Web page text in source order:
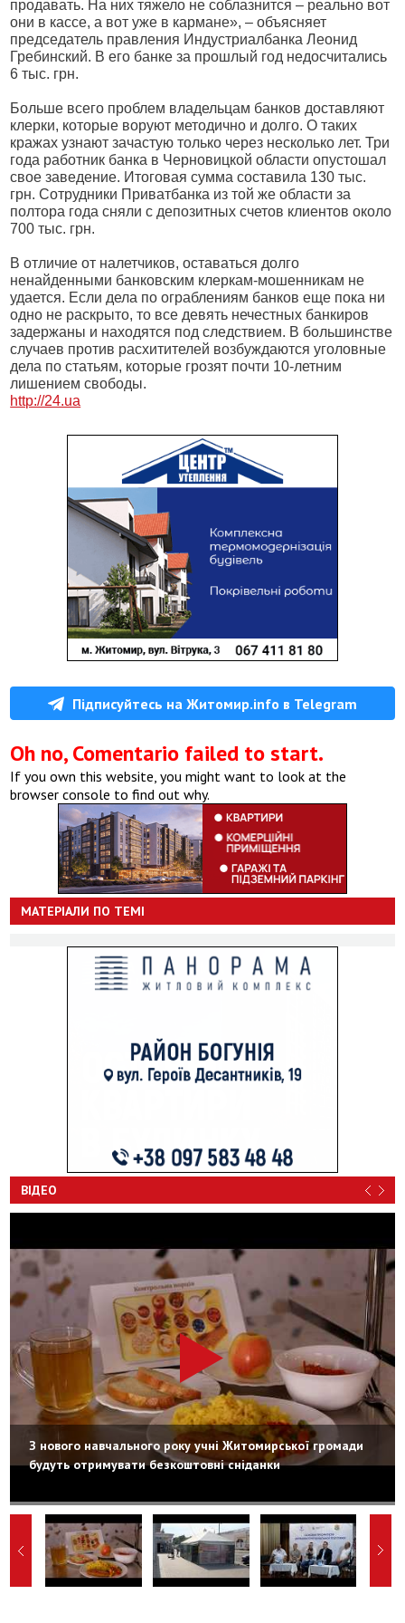
продавать. На них тяжело не соблазнится – реально вот
они в кассе, а вот уже в кармане», – объясняет
председатель правления Индустриалбанка Леонид
Гребинский. В его банке за прошлый год недосчитались
6 тыс. грн.
Больше всего проблем владельцам банков доставляют
клерки, которые воруют методично и долго. О таких
кражах узнают зачастую только через несколько лет. Три
года работник банка в Черновицкой области опустошал
свое заведение. Итоговая сумма составила 130 тыс.
грн. Сотрудники Приватбанка из той же области за
полтора года сняли с депозитных счетов клиентов около
700 тыс. грн.
В отличие от налетчиков, оставаться долго
ненайденными банковским клеркам-мошенникам не
удается. Если дела по ограблениям банков еще пока ни
одно не раскрыто, то все девять нечестных банкиров
задержаны и находятся под следствием. В большинстве
случаев против расхитителей возбуждаются уголовные
дела по статьям, которые грозят почти 10-летним
лишением свободы.
http://24.ua
Підписуйтесь на Житомир.info в Telegram
Oh no, Comentario failed to start.
If you own this website, you might want to look at the
browser console to find out why.
МАТЕРІАЛИ ПО ТЕМІ
ВІДЕО
З нового навчального року учні Житомирської громади
будуть отримувати безкоштовні сніданки